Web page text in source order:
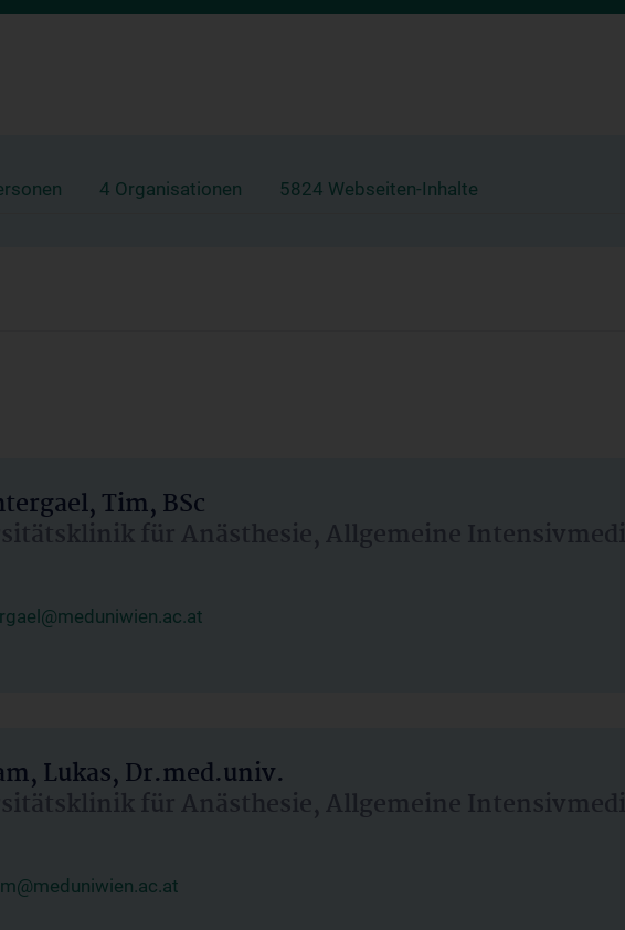
4 Organisationen 5824 Webseiten-Inhalte
Tim, BSc
für Anästhesie, Allgemeine
Lukas, Dr.med.univ.
für Anästhesie, Allgemeine